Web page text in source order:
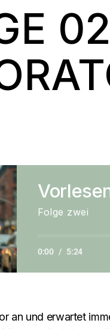
Folge zwei
0:00 / 5:24
an und erwartet